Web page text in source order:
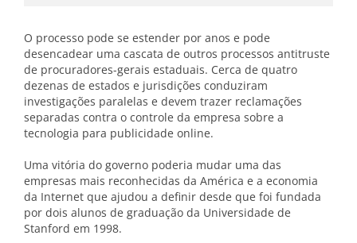
O processo pode se estender por anos e pode
desencadear uma cascata de outros processos antitruste
de procuradores-gerais estaduais. Cerca de quatro
dezenas de estados e jurisdições conduziram
investigações paralelas e devem trazer reclamações
separadas contra o controle da empresa sobre a
tecnologia para publicidade online.
Uma vitória do governo poderia mudar uma das
empresas mais reconhecidas da América e a economia
da Internet que ajudou a definir desde que foi fundada
por dois alunos de graduação da Universidade de
Stanford em 1998.